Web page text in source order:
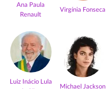
Ana Paula
Renault
Virgínia Fonseca
Luiz Inácio Lula
Michael Jackson